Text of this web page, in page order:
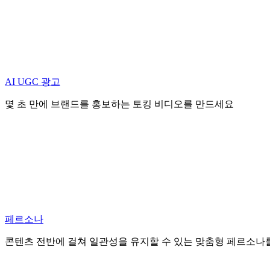
AI UGC 광고
몇 초 만에 브랜드를 홍보하는 토킹 비디오를 만드세요
페르소나
콘텐츠 전반에 걸쳐 일관성을 유지할 수 있는 맞춤형 페르소나